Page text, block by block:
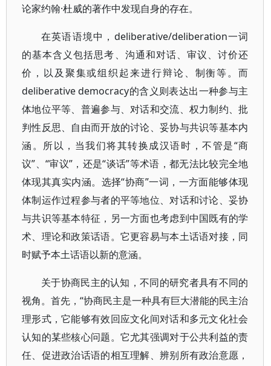
论家约翰·杜威的著作中发现自身的存在。
在英语语境中，deliberative/deliberation一词
的基本含义包括思考、沟通和对话、审议、讨价还
价，以及聚集或组织起来进行辩论、制衡等。而
deliberative democracy的含义则表达出一种参与主
体地位平等、普遍参与、对话和交流、权力制约、批
判性反思、自由而开放的讨论、妥协与共识等基本内
涵。所以，当我们将其转换成汉语时，不管是“商
议”、“审议”，还是“谈话”等术语，都无法比较完全地
体现其真实内涵。选择“协商”一词，一方面能够体现
体制运作过程参与者的平等地位、对话和讨论、妥协
与共识等基本特征，另一方面也考虑到中国既有的学
术、理论和政策话语。它更容易与本土话语对接，同
时赋予本土话语以新的意涵。
关于协商民主的认知，不同的研究者具有不同的
视角。首先，“协商民主是一种具有巨大潜能的民主治
理形式，它能够有效回应文化间对话和多元文化社会
认知的某些核心问题。它尤其强调对于公共利益的责
任、促进政治话语的相互理解、辨别所有政治意愿，